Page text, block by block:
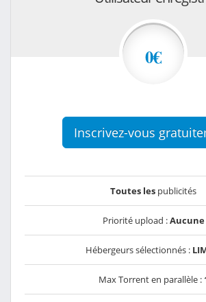
0€
Inscrivez-vous
Toutes les publicités
Priorité upload :Aucune
Hébergeurs sélectionnés :
Max Torrent en parallèle :